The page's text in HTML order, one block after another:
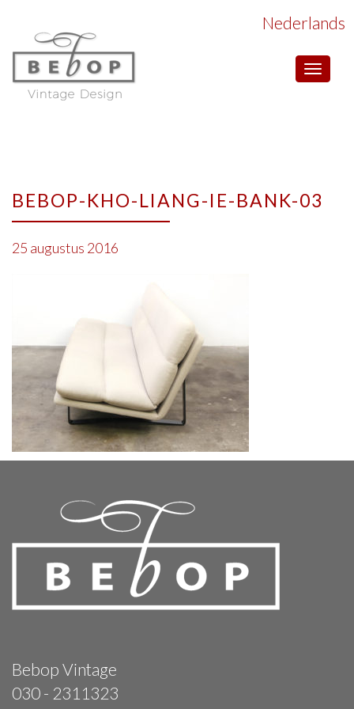
Toggle
Nederlands
BEBOP-KHO-LIANG-IE-BANK-03
25 augustus 2016
Bebop Vintage
030 - 2311323